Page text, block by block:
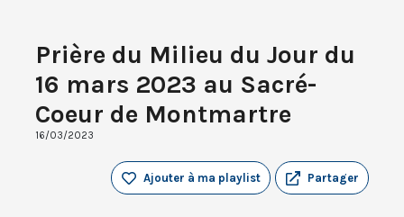
Prière du Milieu du Jour du
16 mars 2023 au Sacré-
Coeur de Montmartre
16/03/2023
Partager
Ajouter à ma playlist